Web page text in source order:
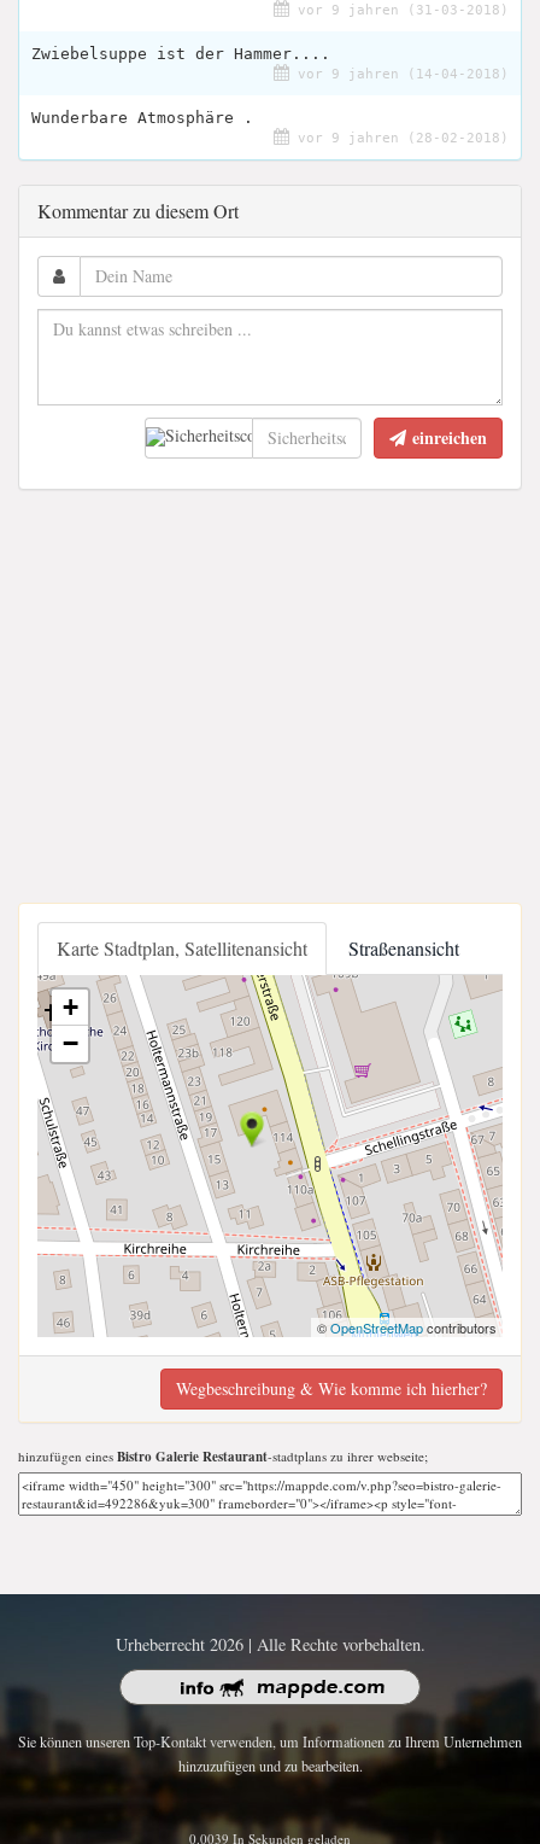
vor 9 jahren (31-03-2018)
Zwiebelsuppe ist der Hammer....
vor 9 jahren (14-04-2018)
Wunderbare Atmosphäre .
vor 9 jahren (28-02-2018)
Kommentar zu diesem Ort
einreichen
Karte Stadtplan, Satellitenansicht Straßenansicht
+
−
©OpenStreetMapcontributors
Wegbeschreibung & Wie komme ich hierher?
hinzufügen eines Bistro Galerie Restaurant-stadtplans zu ihrer webseite;
Urheberrecht 2026 | Alle Rechte vorbehalten.
Sie können unseren Top-Kontakt verwenden, um Informationen zu Ihrem Unternehmen
hinzuzufügen und zu bearbeiten.
0.0039 In Sekunden geladen